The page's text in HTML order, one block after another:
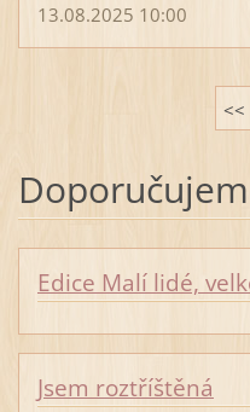
13.08.2025 10:00
<<
Edice Malí lidé,
Jsem roztříštěná